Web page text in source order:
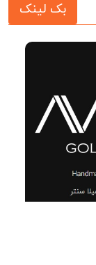
بک لینک